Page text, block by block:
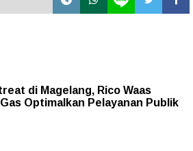
di Magelang, Rico Waas
Optimalkan Pelayanan Publik